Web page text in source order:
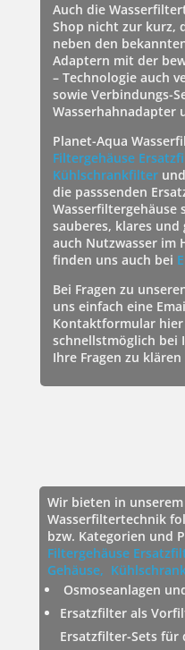
Auch die
Shop nicht zur kurz,
neben den
Adaptern mit der
– Technologie auch
sowie Verbindungs-
Wasserhahnadapter
Planet-Aqua
Filtergehäuse
Kühlschrankfilterund
die passsenden
Wasserfiltergehäuse
sauberes, klares und
auch Nutzwasser im
finden uns auch bei
Bei Fragen zu
uns einfach eine
Kontaktformular
schnellstmöglich bei
Ihre Fragen zu klären
Wir bieten in
Wasserfiltertechnik
bzw. Kategorien und
Filtergehäuse
Gehäuse,
Osmoseanlagen
Ersatzfilter als
Ersatzfilter-Sets für